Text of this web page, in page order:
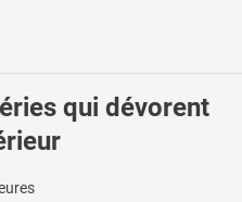
qui dévorent